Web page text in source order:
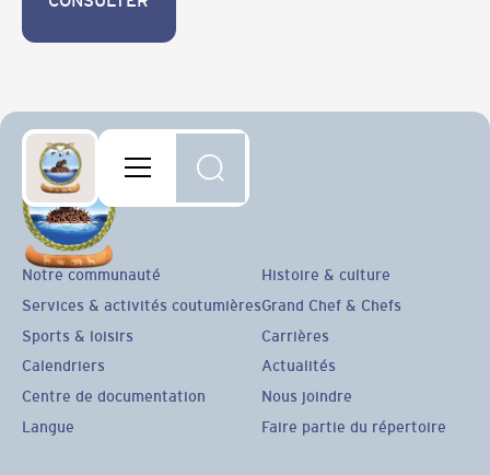
CONSULTER
Notre communauté
Services & activités coutumières
Sports & loisirs
Calendriers
Centre de documentation
Langue
Histoire & culture
Grand Chef & Chefs
Carrières
Actualités
Nous joindre
Faire partie du répertoire